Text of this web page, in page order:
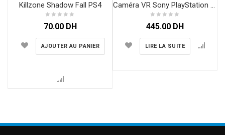
Killzone Shadow Fall PS4
70.00 DH
AJOUTER AU PANIER
445.00 DH
LIRE LA SUITE